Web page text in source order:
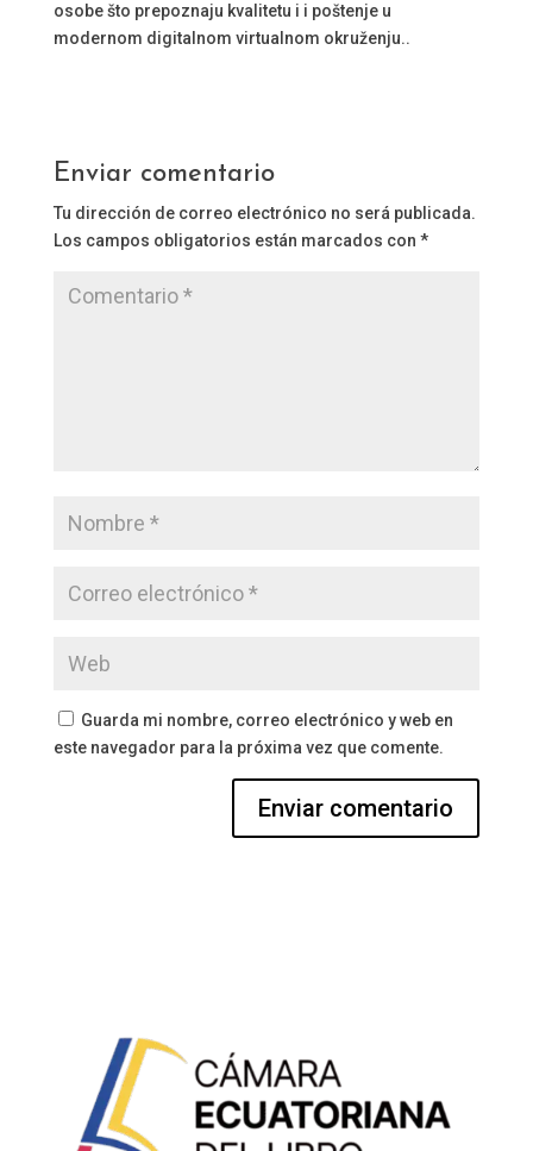
osobe što prepoznaju kvalitetu i i poštenje u
modernom digitalnom virtualnom okruženju..
Enviar comentario
Tu dirección de correo electrónico no será publicada.
Los campos obligatorios están marcados con *
Guarda mi nombre, correo electrónico y web en
este navegador para la próxima vez que comente.